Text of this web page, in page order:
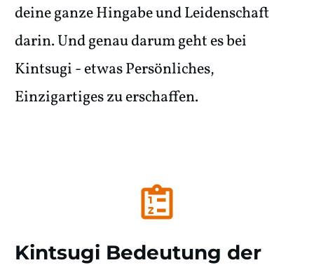
deine ganze Hingabe und Leidenschaft
darin. Und genau darum geht es bei
Kintsugi - etwas Persönliches,
Einzigartiges zu erschaffen.
Kintsugi Bedeutung der